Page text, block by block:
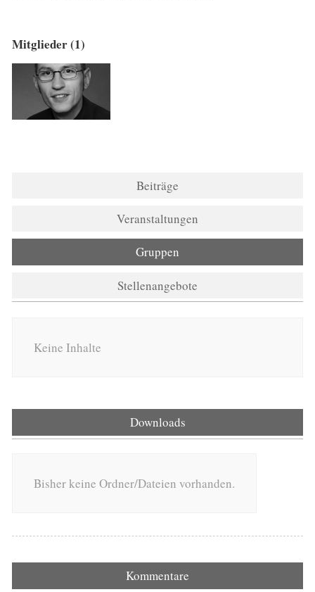
Mitglieder (1)
Beiträge
Veranstaltungen
Gruppen
Stellenangebote
Keine Inhalte
Downloads
Bisher keine Ordner/Dateien vorhanden.
Kommentare